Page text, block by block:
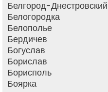
Белгород-Днестровский
Белогородка
Белополье
Бердичев
Богуслав
Борислав
Борисполь
Боярка